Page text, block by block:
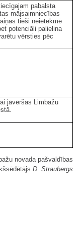
pabalsta
mājsaimniecības
tieši neietekmē
potenciāli palielina
vērsties pēc
jāvēršas Limbažu
novada pašvaldības
D. Straubergs